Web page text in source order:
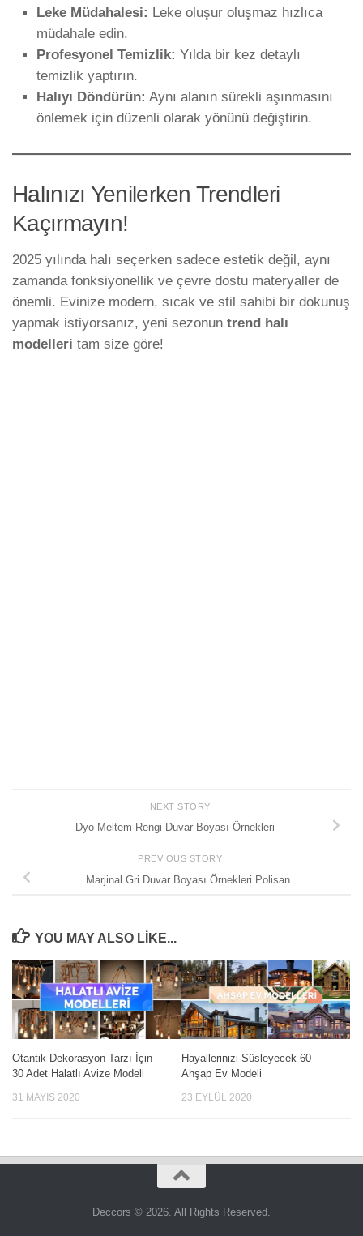
Leke Müdahalesi: Leke oluşur oluşmaz hızlıca
müdahale edin.
Profesyonel Temizlik: Yılda bir kez detaylı
temizlik yaptırın.
Halıyı Döndürün: Aynı alanın sürekli aşınmasını
önlemek için düzenli olarak yönünü değiştirin.
Halınızı Yenilerken Trendleri
Kaçırmayın!
2025 yılında halı seçerken sadece estetik değil, aynı
zamanda fonksiyonellik ve çevre dostu materyaller de
önemli. Evinize modern, sıcak ve stil sahibi bir dokunuş
yapmak istiyorsanız, yeni sezonun trend halı
modelleri tam size göre!
NEXT STORY
Dyo Meltem Rengi Duvar Boyası Örnekleri
PREVIOUS STORY
Marjinal Gri Duvar Boyası Örnekleri Polisan
YOU MAY ALSO LIKE...
Otantik Dekorasyon Tarzı İçin
30 Adet Halatlı Avize Modeli
31 MAYIS 2020
Hayallerinizi Süsleyecek 60
Ahşap Ev Modeli
23 EYLÜL 2020
Deccors © 2026. All Rights Reserved.